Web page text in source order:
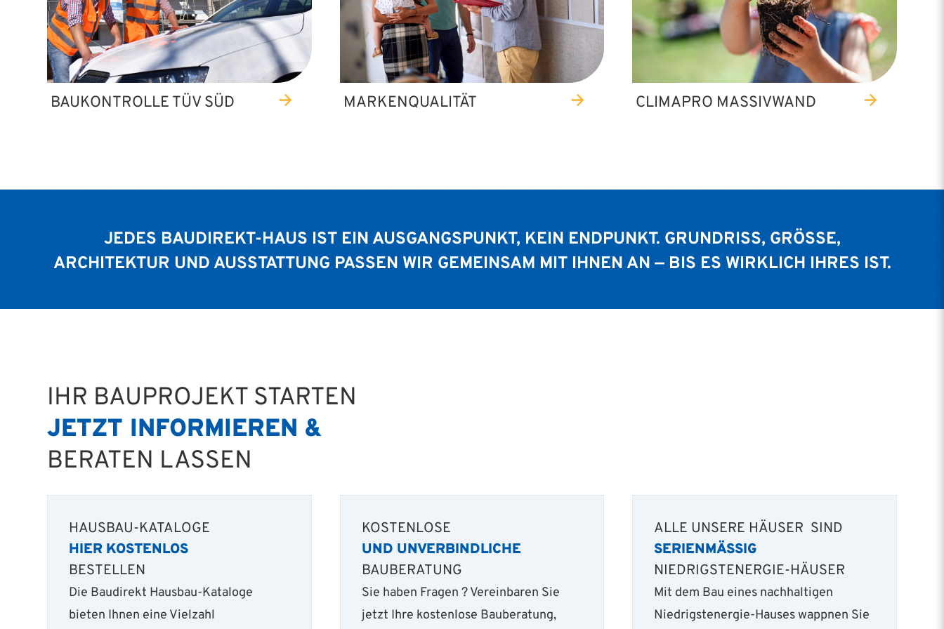
BAUKONTROLLE TÜV SÜD MARKENQUALITÄT CLIMAPRO MASSIVWAND
JEDES BAUDIREKT-HAUS IST EIN AUSGANGSPUNKT, KEIN ENDPUNKT. GRUNDRISS, GRÖSSE, A
RCHITEKTUR UND AUSSTATTUNG PASSEN WIR GEMEINSAM MIT IHNEN AN — BIS ES WIRKLICH IHRES IST.
IHR BAUPROJEKT STARTEN
JETZT INFORMIEREN &
BERATEN LASSEN
HAUSBAU-KATALOGE
HIER KOSTENLOS
BESTELLEN
Die Baudirekt Hausbau-Kataloge
bieten Ihnen eine Vielzahl
KOSTENLOSE
UND UNVERBINDLICHE
BAUBERATUNG
Sie haben Fragen ? Vereinbaren Sie
jetzt Ihre kostenlose Bauberatung,
ALLE UNSERE HÄUSER SIND
SERIENMÄSSIG
NIEDRIGSTENERGIE-HÄUSER
Mit dem Bau eines nachhaltigen
Niedrigstenergie­-Hauses wappnen Sie